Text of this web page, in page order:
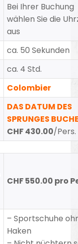
Bei Ihrer Buchung
wählen Sie die
aus
ca. 50 Sekunden
ca. 4 Std.
Colombier
DAS DATUM DES
SPRUNGES
CHF 430.00/Pers.
CHF 550.00 pro
– Sportschuhe
Haken